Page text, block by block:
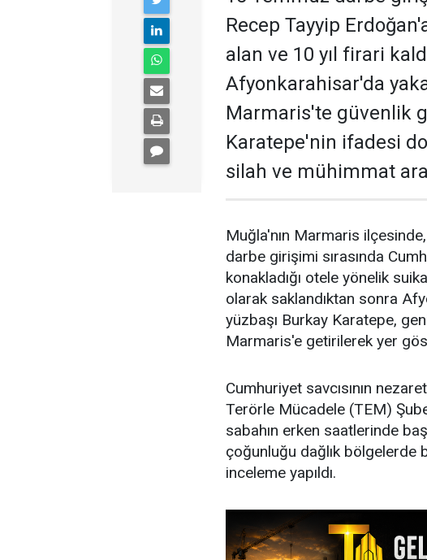
Recep Tayyip
alan ve 10 yıl firari
Afyonkarahisar'da
Marmaris'te güvenlik
Karatepe'nin ifadesi
silah ve mühimmat
Muğla'nın Marmaris
darbe girişimi sırasında
konakladığı otele yönelik
olarak saklandıktan sonra
yüzbaşı Burkay Karatepe,
Marmaris'e getirilerek yer
Cumhuriyet savcısının
Terörle Mücadele (TEM)
sabahın erken saatlerinde
çoğunluğu dağlık bölgelerde
inceleme yapıldı.